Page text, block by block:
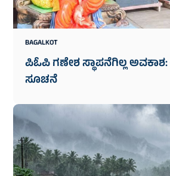
BAGALKOT
ಪಿಓಪಿ ಗಣೇಶ ಸ್ಥಾಪನೆಗಿಲ್ಲ ಅವಕಾಶ:
ಸೂಚನೆ